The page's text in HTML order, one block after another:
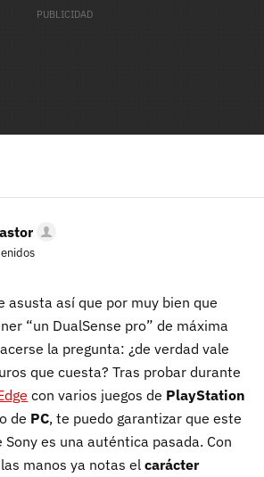
asusta así que por muy bien que
“un DualSense pro” de máxima
la pregunta: ¿de verdad vale
que cuesta? Tras probar durante
con varios juegos de PlayStation
de PC, te puedo garantizar que este
es una auténtica pasada. Con
manos ya notas el carácter